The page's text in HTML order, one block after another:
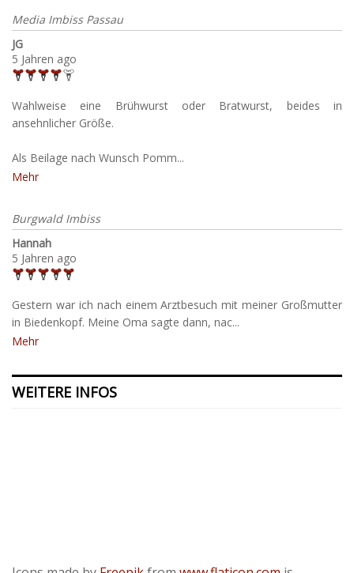
Media Imbiss Passau
JG
5 Jahren ago
Wahlweise eine Brühwurst oder Bratwurst, beides in
ansehnlicher Größe.
Als Beilage nach Wunsch Pomm...
Mehr
Burgwald Imbiss
Hannah
5 Jahren ago
Gestern war ich nach einem Arztbesuch mit meiner Großmutter
in Biedenkopf. Meine Oma sagte dann, nac...
Mehr
WEITERE INFOS